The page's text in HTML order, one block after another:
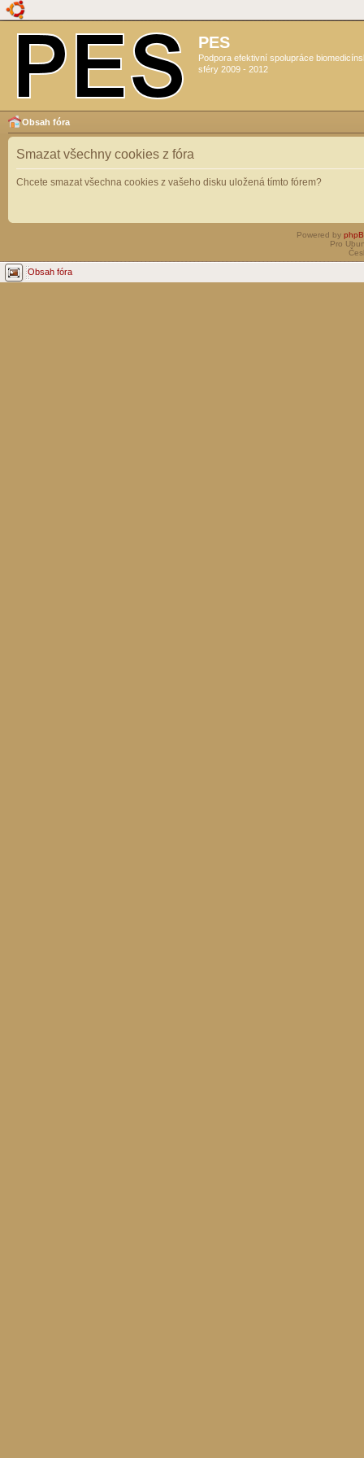
PES
Podpora efektivní spolupráce
sféry 2009 - 2012
Obsah fóra
Smazat všechny cookies z fóra
Chcete smazat všechna cookies z vašeho disku uložená tímto fórem?
Powered by
Pro
Obsah fóra